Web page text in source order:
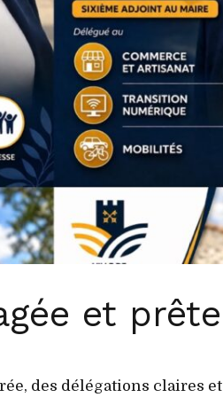
et
des délégations claires